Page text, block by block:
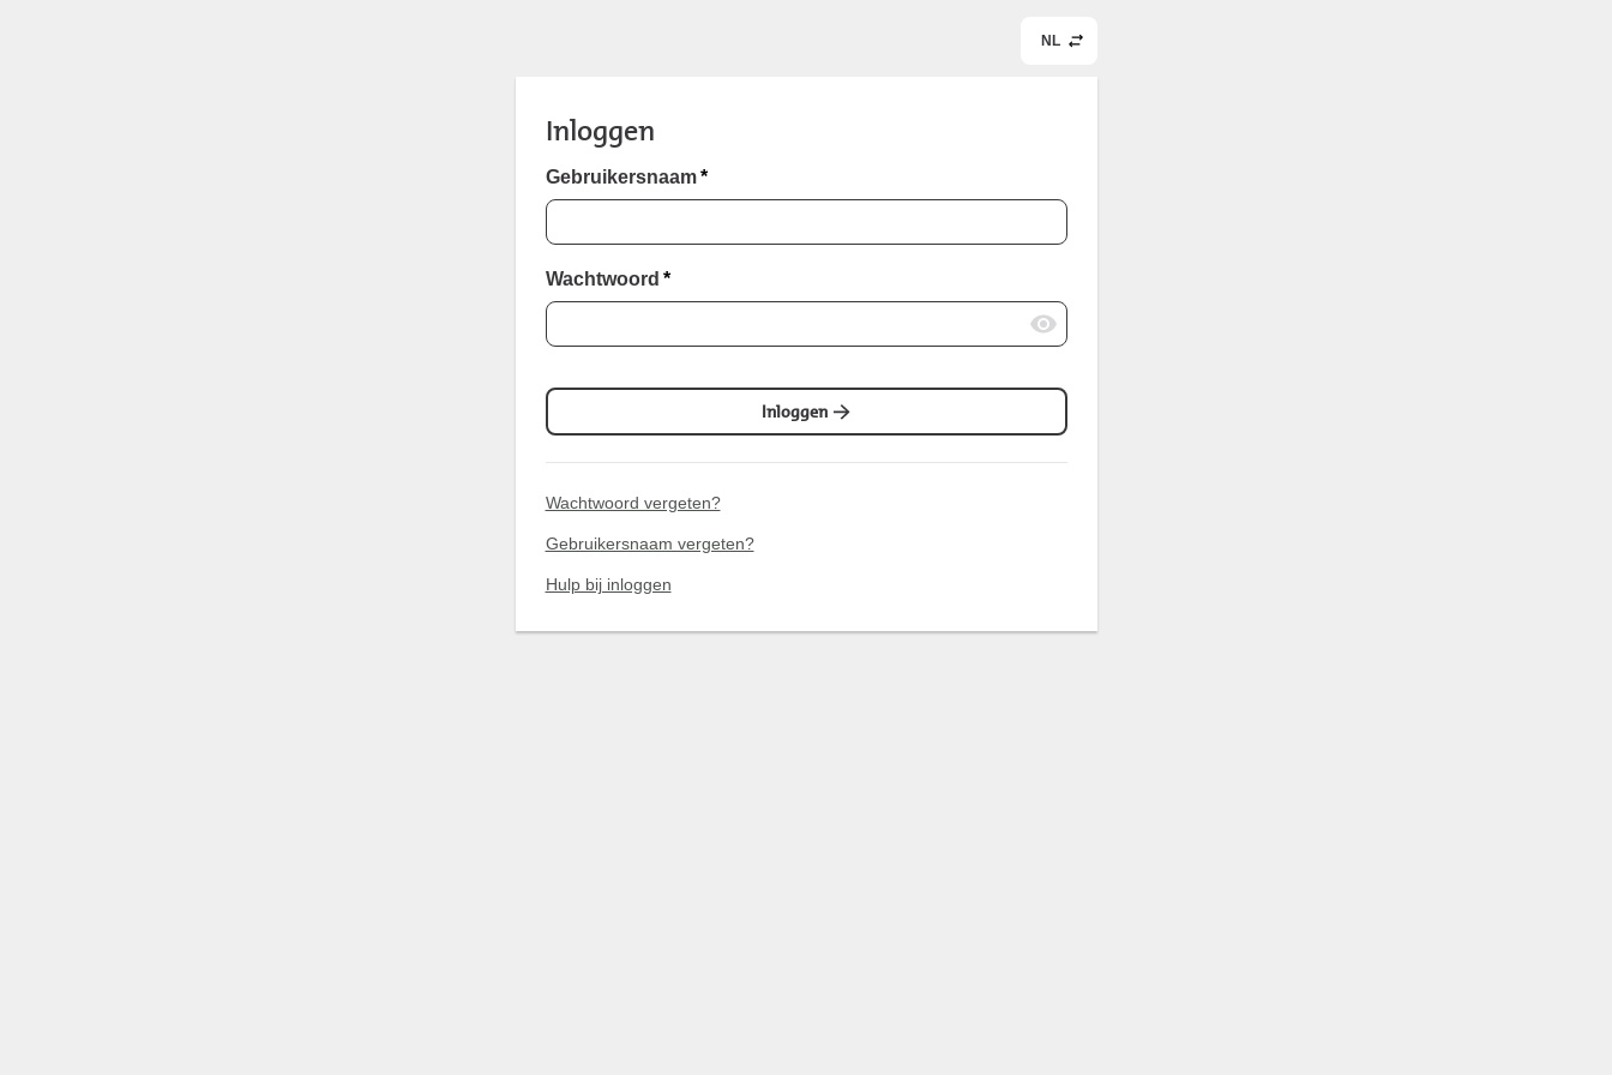
NL
Inloggen
Gebruikersnaam *
Wachtwoord *
Inloggen
Wachtwoord vergeten?
Gebruikersnaam vergeten?
Hulp bij inloggen